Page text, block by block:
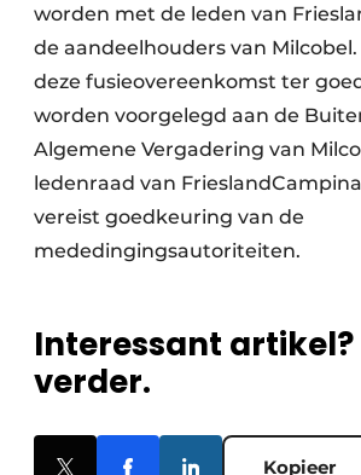
worden met de leden van
de aandeelhouders van Milcobel.
deze fusieovereenkomst ter
worden voorgelegd aan de
Algemene Vergadering van
ledenraad van
vereist goedkeuring van de
mededingingsautoriteiten.
Interessant artikel?
verder.
Kopieer